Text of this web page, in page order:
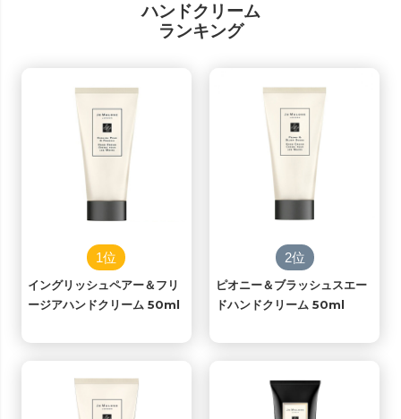
ハンドクリーム
ランキング
1位
イングリッシュペアー＆フリ
ージアハンドクリーム 50ml
2位
ピオニー＆ブラッシュスエー
ドハンドクリーム 50ml